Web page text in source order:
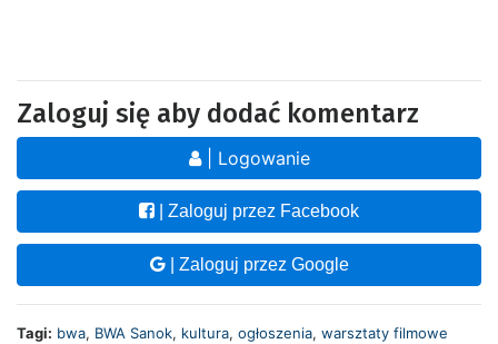
Zaloguj się aby dodać komentarz
| Logowanie
| Zaloguj przez Facebook
| Zaloguj przez Google
Tagi: bwa, BWA Sanok, kultura, ogłoszenia, warsztaty filmowe